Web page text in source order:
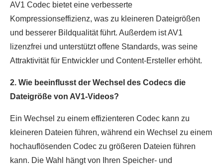
AV1 Codec bietet eine verbesserte
Kompressionseffizienz, was zu kleineren Dateigrößen
und besserer Bildqualität führt. Außerdem ist AV1
lizenzfrei und unterstützt offene Standards, was seine
Attraktivität für Entwickler und Content-Ersteller erhöht.
2. Wie beeinflusst der Wechsel des Codecs die
Dateigröße von AV1-Videos?
Ein Wechsel zu einem effizienteren Codec kann zu
kleineren Dateien führen, während ein Wechsel zu einem
hochauflösenden Codec zu größeren Dateien führen
kann. Die Wahl hängt von Ihren Speicher- und